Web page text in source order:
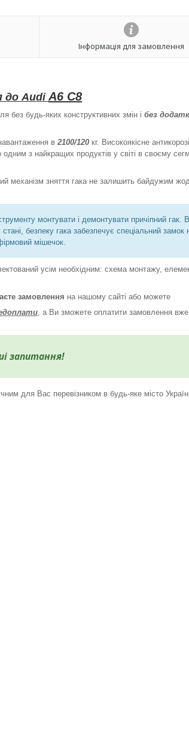
Інформація для замовлення
до AudiA6 C8
без будь-яких конструктивних змін і без
в 2100/120 кг. Високоякісне
з найкращих продуктів у світі в своєму
механізм зняття гака не залишить байдужим
монтувати і демонтувати причіпний гак. В
безпеку гака забезпечує спеціальний замок
мішечок.
усім необхідним: схема монтажу,
замовлення на нашому сайті або можете
, а Ви зможете оплатити замовлення
запитання!
для Вас перевізником в будь-яке місто